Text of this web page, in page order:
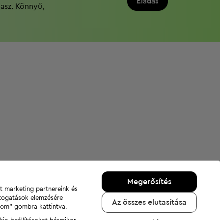
Könnyű,
marketing partnereink és
elemzésére
gombra kattintva.
Megerősítés
Az összes elutasítása